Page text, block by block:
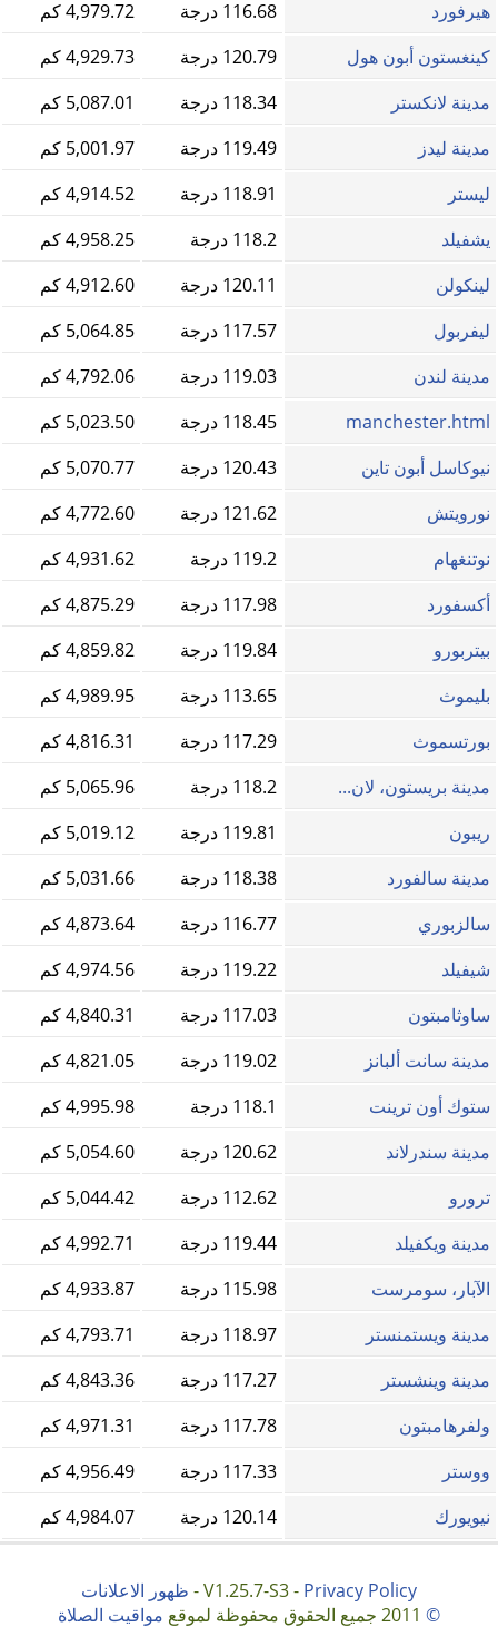
هيرفورد
116.68 درجة
4,979.72 كم
كينغستون أبون هول
120.79 درجة
4,929.73 كم
مدينة لانكستر
118.34 درجة
5,087.01 كم
مدينة ليدز
119.49 درجة
5,001.97 كم
ليستر
118.91 درجة
4,914.52 كم
يشفيلد
118.2 درجة
4,958.25 كم
لينكولن
120.11 درجة
4,912.60 كم
ليفربول
117.57 درجة
5,064.85 كم
مدينة لندن
119.03 درجة
4,792.06 كم
manchester.html
118.45 درجة
5,023.50 كم
نيوكاسل أبون تاين
120.43 درجة
5,070.77 كم
نورويتش
121.62 درجة
4,772.60 كم
نوتنغهام
119.2 درجة
4,931.62 كم
أكسفورد
117.98 درجة
4,875.29 كم
بيتربورو
119.84 درجة
4,859.82 كم
بليموث
113.65 درجة
4,989.95 كم
بورتسموث
117.29 درجة
4,816.31 كم
مدينة بريستون، لان...
118.2 درجة
5,065.96 كم
ريبون
119.81 درجة
5,019.12 كم
مدينة سالفورد
118.38 درجة
5,031.66 كم
سالزبوري
116.77 درجة
4,873.64 كم
شيفيلد
119.22 درجة
4,974.56 كم
ساوثامبتون
117.03 درجة
4,840.31 كم
مدينة سانت ألبانز
119.02 درجة
4,821.05 كم
ستوك أون ترينت
118.1 درجة
4,995.98 كم
مدينة سندرلاند
120.62 درجة
5,054.60 كم
ترورو
112.62 درجة
5,044.42 كم
مدينة ويكفيلد
119.44 درجة
4,992.71 كم
الآبار، سومرست
115.98 درجة
4,933.87 كم
مدينة ويستمنستر
118.97 درجة
4,793.71 كم
مدينة وينشستر
117.27 درجة
4,843.36 كم
ولفرهامبتون
117.78 درجة
4,971.31 كم
ووستر
117.33 درجة
4,956.49 كم
نيويورك
120.14 درجة 4,984.07 كم
V1.25.7-S3 - Privacy Policy
- ظهور الاعلانات
©
مواقيت الصلاة